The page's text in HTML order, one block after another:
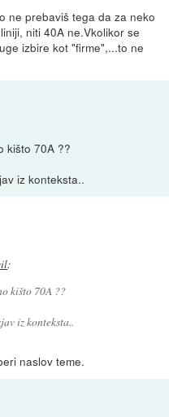
ne prebaviš tega da za neko
niti 40A ne.Vkolikor se
izbire kot "firme",...to ne
kišto 70A ??
iz konteksta..
:
kišto 70A ??
iz konteksta..
naslov teme.